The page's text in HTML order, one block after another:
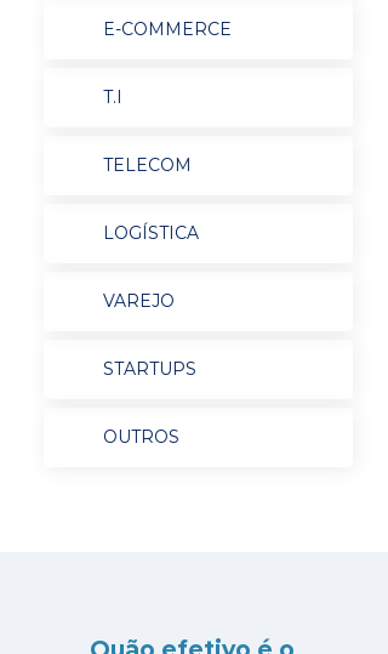
E-COMMERCE
T.I
TELECOM
LOGÍSTICA
VAREJO
STARTUPS
OUTROS